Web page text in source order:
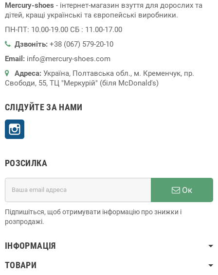
Mercury-shoes - інтернет-магазин взуття для дорослих та
дітей, кращі українські та європейські виробники.
ПН-ПТ: 10.00-19.00 СБ : 11.00-17.00
Дзвоніть: +38 (067) 579-20-10
Email: info@mercury-shoes.com
Адреса: Україна, Полтавська обл., м. Кременчук, пр.
Свободи, 55, ТЦ "Меркурій" (біля McDonald's)
СЛІДУЙТЕ ЗА НАМИ
РОЗСИЛКА
Ок
Підпишіться, щоб отримувати інформацію про знижки і
розпродажі.
ІНФОРМАЦІЯ
ТОВАРИ